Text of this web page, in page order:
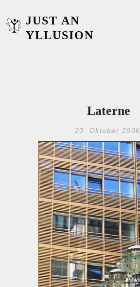
content
JUST AN
YLLUSION
Laterne
20. Oktober 2006